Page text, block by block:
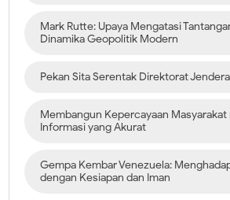
Mark Rutte: Upaya Mengatasi
Dinamika Geopolitik Modern
Pekan Sita Serentak Direktorat
Membangun Kepercayaan Masyarakat
Informasi yang Akurat
Gempa Kembar Venezuela:
dengan Kesiapan dan Iman